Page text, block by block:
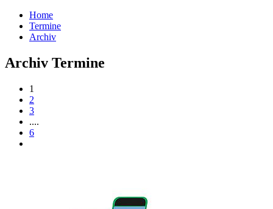
Home
Termine
Archiv
Archiv Termine
1
2
3
....
6